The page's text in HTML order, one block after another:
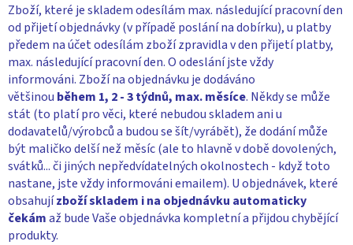
Zboží, které je skladem odesílám max. následující pracovní den
od přijetí objednávky (v případě poslání na dobírku), u platby
předem na účet odesílám zboží zpravidla v den přijetí platby,
max. následující pracovní den. O odeslání jste vždy
informováni. Zboží na objednávku je dodáváno
většinou během 1, 2 - 3 týdnů, max. měsíce. Někdy se může
stát (to platí pro věci, které nebudou skladem ani u
dodavatelů/výrobců a budou se šít/vyrábět), že dodání může
být maličko delší než měsíc (ale to hlavně v době dovolených,
svátků... či jiných nepředvídatelných okolnostech - když toto
nastane, jste vždy informováni emailem). U objednávek, které
obsahujízboží skladem i na objednávku automaticky
čekámaž bude Vaše objednávka kompletní a přijdou chybějící
produkty.